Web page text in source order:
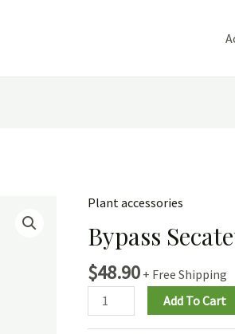
Plant accessories
Bypass
$48.90 + Free Shipping
Add To Cart